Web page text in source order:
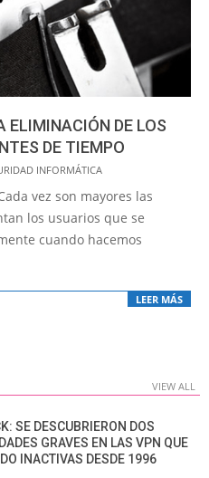
ELIMINACIÓN DE LOS
DE TIEMPO
INFORMÁTICA
vez son mayores las
los usuarios que se
cuando hacemos
LEER MÁS
VIEW ALL
SE DESCUBRIERON DOS
GRAVES EN LAS VPN QUE
INACTIVAS DESDE 1996